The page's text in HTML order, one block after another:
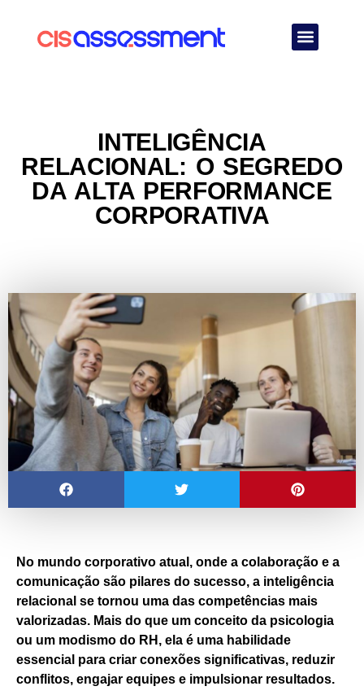
INTELIGÊNCIA
RELACIONAL: O SEGREDO
DA ALTA PERFORMANCE
CORPORATIVA
No mundo corporativo atual, onde a colaboração e a
comunicação são pilares do sucesso, a inteligência
relacional se tornou uma das competências mais
valorizadas. Mais do que um conceito da psicologia
ou um modismo do RH, ela é uma habilidade
essencial para criar conexões significativas, reduzir
conflitos, engajar equipes e impulsionar resultados.